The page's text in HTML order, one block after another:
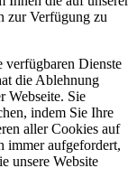
zur Verfügung zu
verfügbaren Dienste
die Ablehnung
Webseite. Sie
indem Sie Ihre
aller Cookies auf
immer aufgefordert,
unsere Website